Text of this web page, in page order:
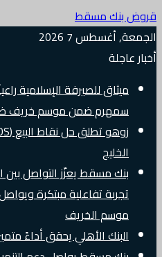
قروض بنك مسقط
الجمعة, أغسطس 7 2026
أخبار عاجلة
ميثاق للصيرفة الإسلامية
سمهرم ضمن موسم خريف ظفار
الخليج
بنك مسقط يعزّز التواصل
تجربة تفاعلية مبتكرة
موسم الخريف
البنك الأهلي يحقق أداءً